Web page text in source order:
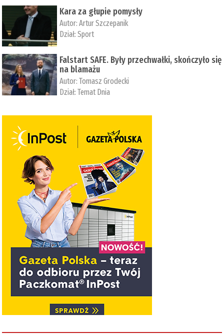
Kara za głupie pomysły
Autor:Artur Szczepanik
Dział:Sport
Falstart SAFE. Były przechwałki, skończyło się
na blamażu
Autor:Tomasz Grodecki
Dział:Temat Dnia